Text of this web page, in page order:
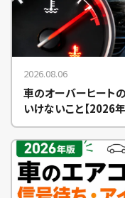
2026.08.06
車のオーバーヒート
いけないこと【2026年